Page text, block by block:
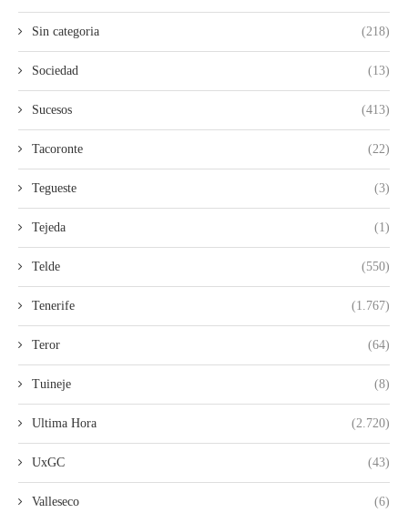
Sin categoria (218)
Sociedad (13)
Sucesos (413)
Tacoronte (22)
Tegueste (3)
Tejeda (1)
Telde (550)
Tenerife (1.767)
Teror (64)
Tuineje (8)
Ultima Hora (2.720)
UxGC (43)
Valleseco (6)